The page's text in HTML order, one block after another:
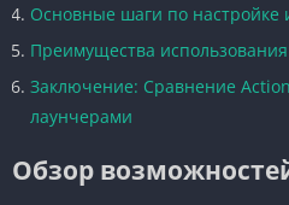
Основные шаги по настройке
Преимущества
Заключение: Сравнение
лаунчерами
Обзор